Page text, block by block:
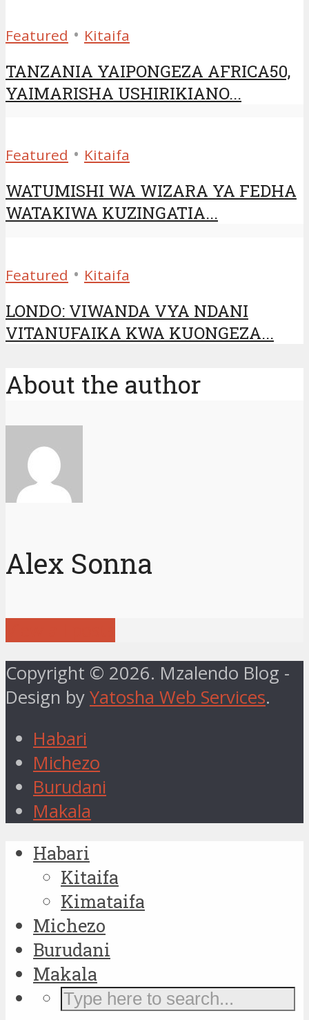
Featured • Kitaifa
TANZANIA YAIPONGEZA AFRICA50,
YAIMARISHA USHIRIKIANO...
Featured • Kitaifa
WATUMISHI WA WIZARA YA FEDHA
WATAKIWA KUZINGATIA...
Featured • Kitaifa
LONDO: VIWANDA VYA NDANI
VITANUFAIKA KWA KUONGEZA...
About the author
Alex Sonna
Copyright © 2026. Mzalendo Blog -
Design by Yatosha Web Services.
Habari
Michezo
Burudani
Makala
Habari
Kitaifa
Kimataifa
Michezo
Burudani
Makala